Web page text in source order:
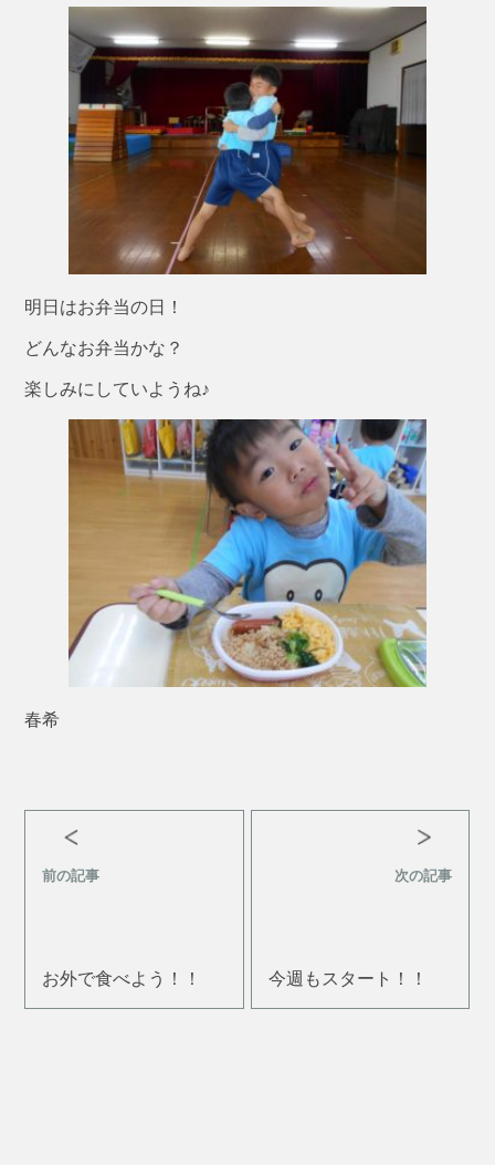
明日はお弁当の日！
どんなお弁当かな？
楽しみにしていようね♪
春希
前の記事
お外で食べよう！！
次の記事
今週もスタート！！